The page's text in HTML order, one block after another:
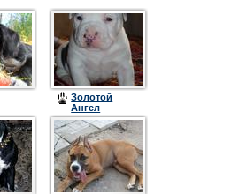
Золотой
Ангел
Хранитель Я
Франт II